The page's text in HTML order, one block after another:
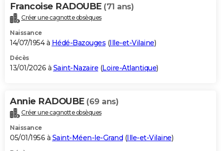
Carte de Noël
Carte Bonne année
Carte Saint-Valentin
Carte Pâques
Carte d'anniversaire
DICTIONNAIRE
Dictionnaire
Biographies
Citations
Expressions
Proverbes
PROGRAMME TV
S'inscrire
Se connecter
Lycées
Collèges
Primaires
Universités
Entreprises
Service militaire
Avis de recherche
AVIS DE DÉCÈS
Bricolage
Lifestyle
Culture
Sport
Auto
Television
Voyage
Cinema
Francoise RADOUBE (71 ans)
Créer une cagnotte obsèques
Naissance
14/07/1954 à Hédé-Bazouges (Ille-et-Vilaine)
Décès
13/01/2026 à Saint-Nazaire (Loire-Atlantique)
Annie RADOUBE (69 ans)
Créer une cagnotte obsèques
Naissance
05/01/1956 à Saint-Méen-le-Grand (Ille-et-Vilaine)